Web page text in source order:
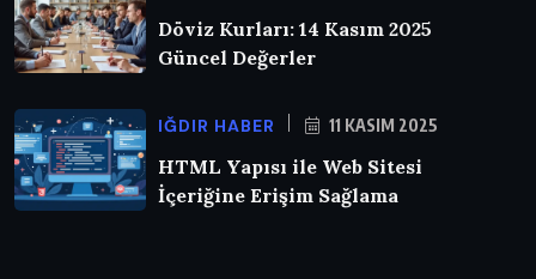
Döviz Kurları: 14 Kasım 2025
Güncel Değerler
IĞDIR HABER 11 KASIM 2025
HTML Yapısı ile Web Sitesi
İçeriğine Erişim Sağlama